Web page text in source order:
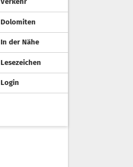
Dolomiten
In der Nähe
Lesezeichen
Login